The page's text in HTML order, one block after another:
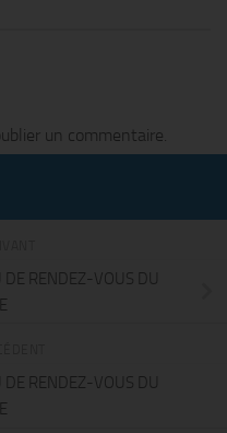
un commentaire.
DE RENDEZ-VOUS DU
DE RENDEZ-VOUS DU